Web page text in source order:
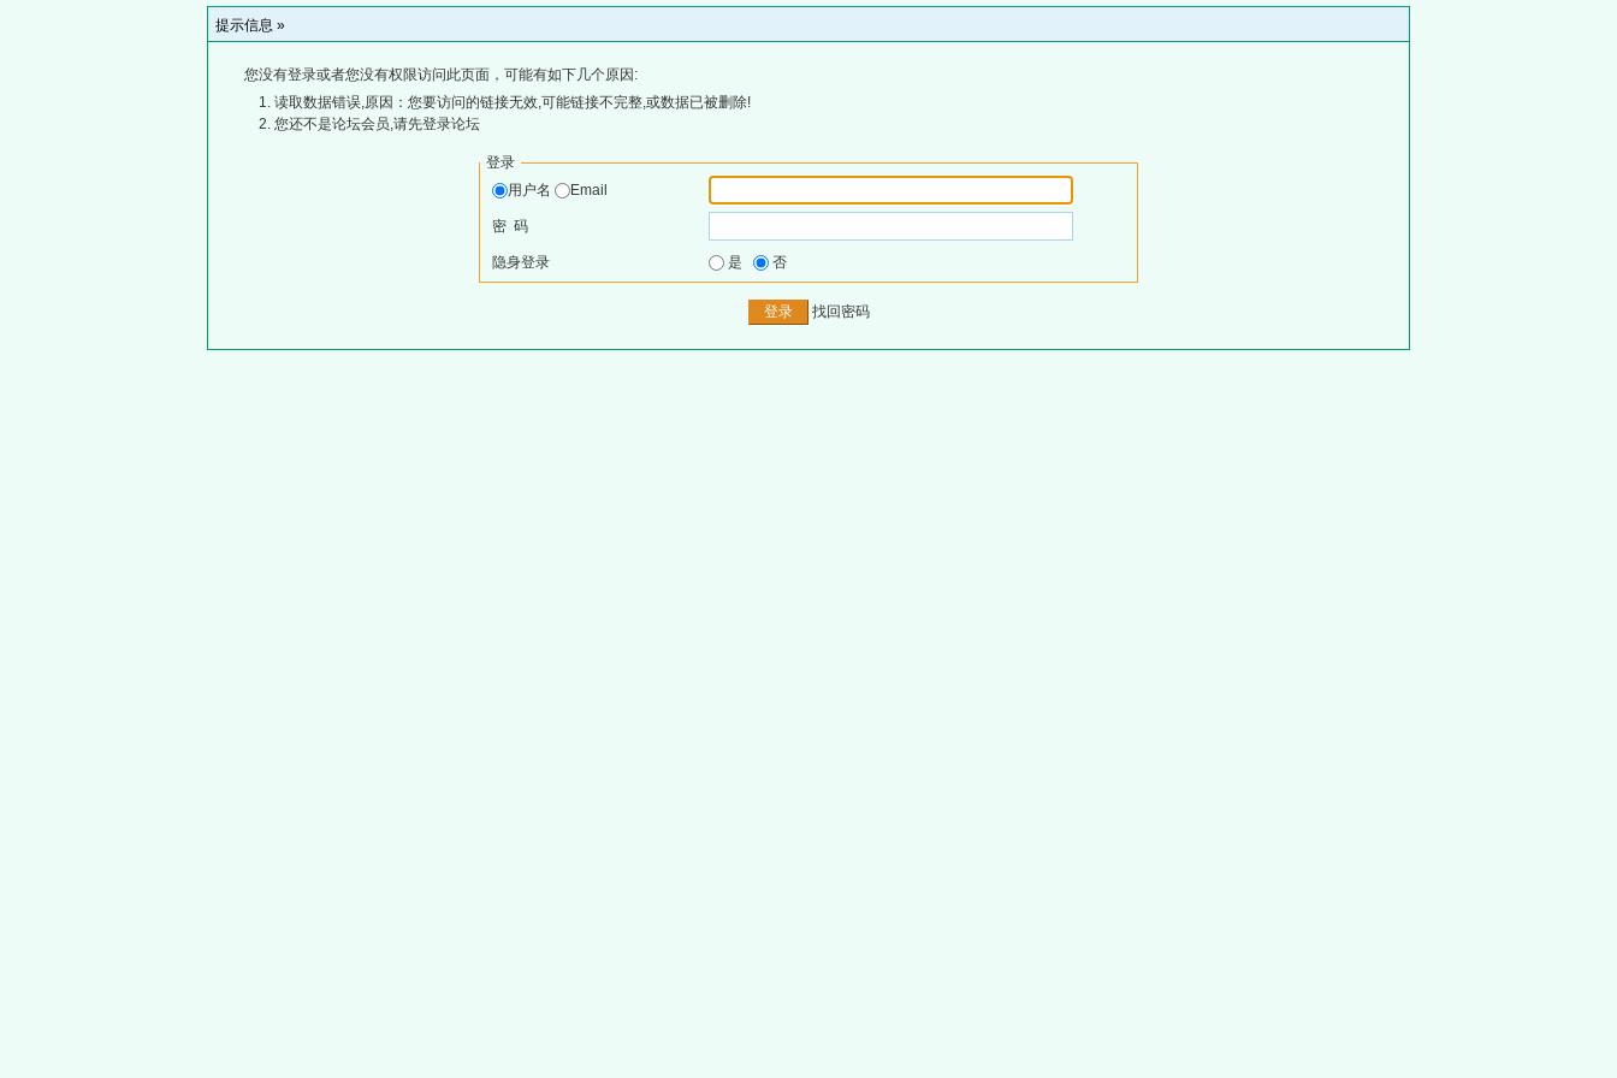
提示信息 »
您没有登录或者您没有权限访问此页面，可能有如下几个原因:
读取数据错误,原因：您要访问的链接无效,可能链接不完整,或数据已被删除!
您还不是论坛会员,请先登录论坛
登录
用户名
Email
密 码
隐身登录 是 否
找回密码